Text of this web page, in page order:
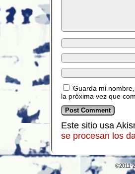
Guarda mi
la próxima vez que
Este sitio usa
se procesan los
©2011-